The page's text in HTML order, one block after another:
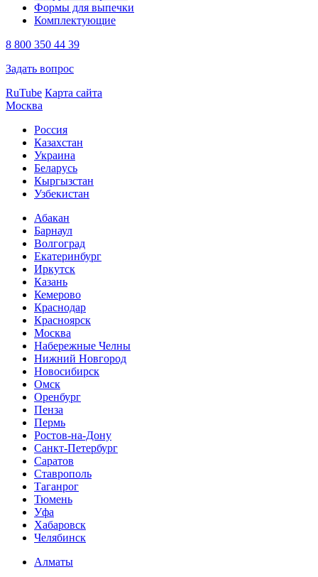
Формы для выпечки
Комплектующие
8 800 350 44 39
Задать вопрос
RuTube Карта сайта
Москва
Россия
Казахстан
Украина
Беларусь
Кыргызстан
Узбекистан
Абакан
Барнаул
Волгоград
Екатеринбург
Иркутск
Казань
Кемерово
Краснодар
Красноярск
Москва
Набережные Челны
Нижний Новгород
Новосибирск
Омск
Оренбург
Пенза
Пермь
Ростов-на-Дону
Санкт-Петербург
Саратов
Ставрополь
Таганрог
Тюмень
Уфа
Хабаровск
Челябинск
Алматы